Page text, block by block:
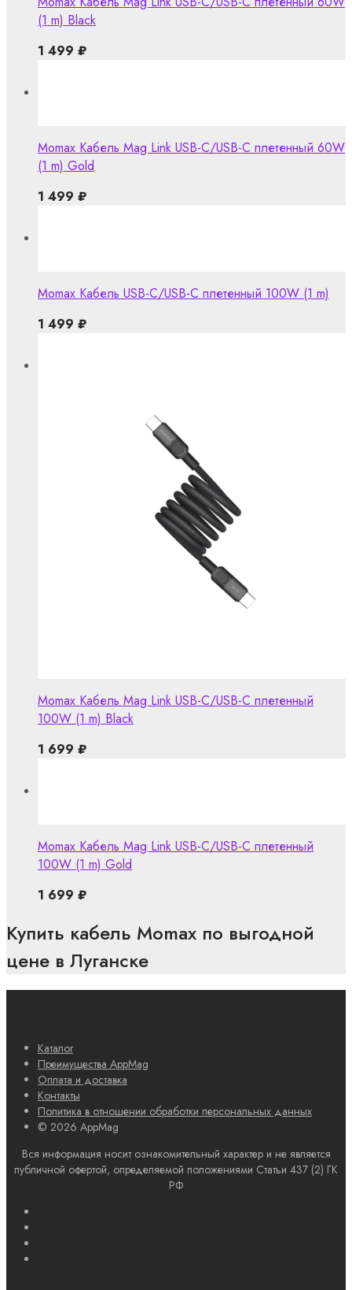
(1 m) Black
1 499 ₽
Momax Кабель Mag Link USB-C/USB-C плетенный 60W
(1 m) Gold
1 499 ₽
Momax Кабель USB-C/USB-C плетенный 100W (1 m)
1 499 ₽
Momax Кабель Mag Link USB-C/USB-C плетенный
100W (1 m) Black
1 699 ₽
Momax Кабель Mag Link USB-C/USB-C плетенный
100W (1 m) Gold
1 699 ₽
Купить кабель Momax по выгодной
цене в Луганске
Каталог
Преимущества AppMag
Оплата и доставка
Контакты
Политика в отношении обработки персональных данных
© 2026 AppMag
Вся информация носит ознакомительный характер и не является
публичной офертой, определяемой положениями Статьи 437 (2) ГК
РФ